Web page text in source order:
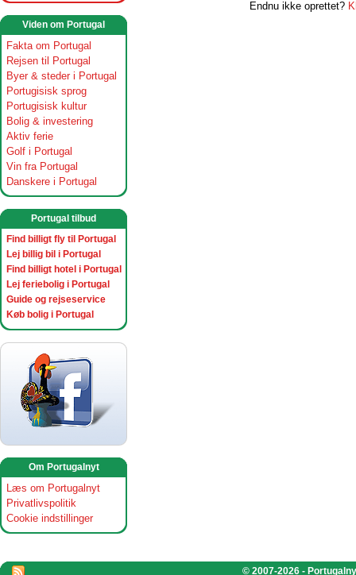
Viden om Portugal
Fakta om Portugal
Rejsen til Portugal
Byer & steder i Portugal
Portugisisk sprog
Portugisisk kultur
Bolig & investering
Aktiv ferie
Golf i Portugal
Vin fra Portugal
Danskere i Portugal
Portugal tilbud
Find billigt fly til Portugal
Lej billig bil i Portugal
Find billigt hotel i Portugal
Lej feriebolig i Portugal
Guide og rejseservice
Køb bolig i Portugal
Om Portugalnyt
Læs om Portugalnyt
Privatlivspolitik
Cookie indstillinger
Endnu ikke oprettet?
© 2007-2026 -